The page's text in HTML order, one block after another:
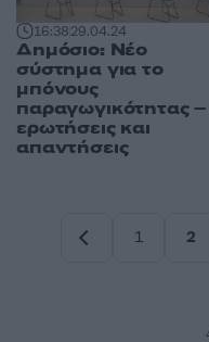
16:3829.04.24
Δημόσιο: Νέο
σύστημα για το
μπόνους
παραγωγικότητας
ερωτήσεις και
απαντήσεις
1
2